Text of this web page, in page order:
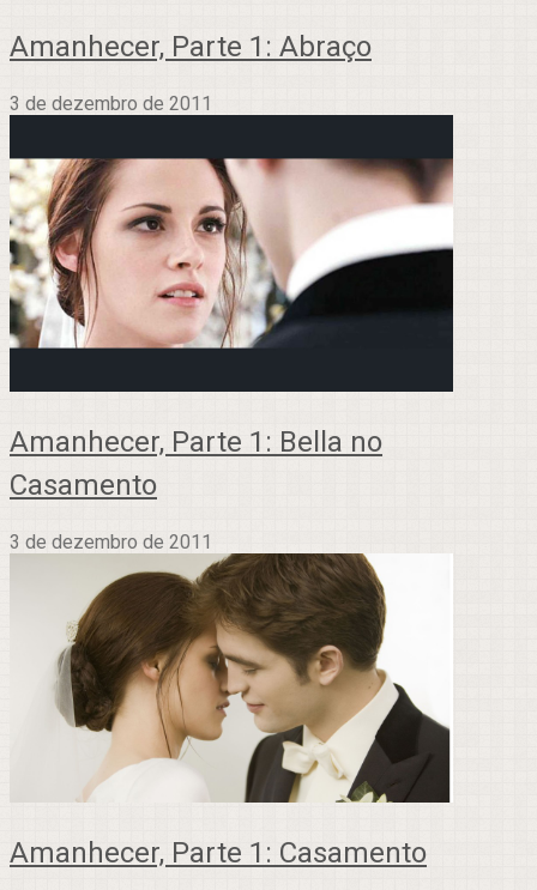
Amanhecer, Parte 1: Abraço
3 de dezembro de 2011
Amanhecer, Parte 1: Bella no
Casamento
3 de dezembro de 2011
Amanhecer, Parte 1: Casamento